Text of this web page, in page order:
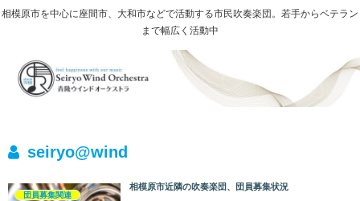
相模原市を中心に座間市、大和市などで活動する市民吹奏楽団。若手からベテラン
まで幅広く活動中
seiryo@wind
団員募集関連
相模原市近隣の吹奏楽団、団員募集状況